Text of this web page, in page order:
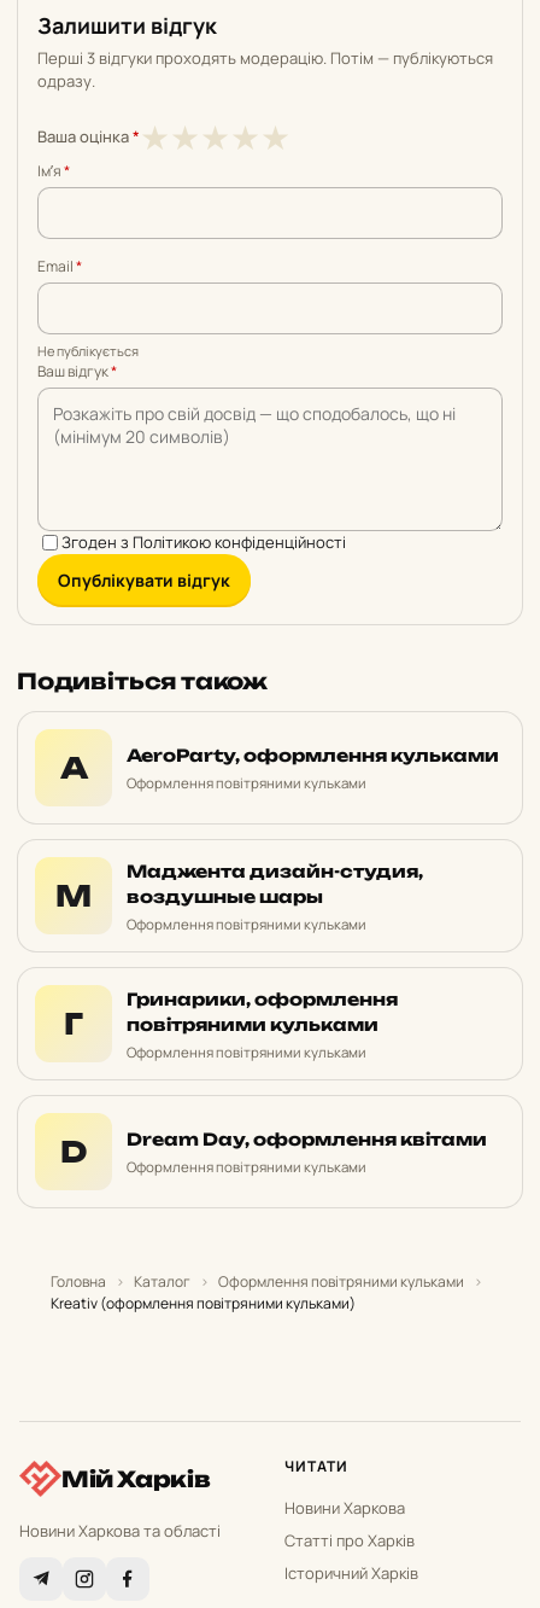
Залишити відгук
Перші 3 відгуки проходять модерацію. Потім — публікуються
одразу.
Ваша оцінка* ★
5
★4
5
★3
5
★2
5
★1
5
Імʼя*
Email*
Не публікується
Ваш відгук*
Згоден з Політикою конфіденційності
Опублікувати відгук
Подивіться також
A AeroParty, оформлення кульками
Оформлення повітряними кульками
М
Маджента дизайн-студия,
воздушные шары
Оформлення повітряними кульками
Г
Гринарики, оформлення
повітряними кульками
Оформлення повітряними кульками
D Dream Day, оформлення квітами
Оформлення повітряними кульками
Головна › Каталог › Оформлення повітряними кульками
›
Kreativ (оформлення повітряними кульками)
Мій Харків
Новини Харкова та області
ЧИТАТИ
Новини Харкова
Статті про Харків
Історичний Харків